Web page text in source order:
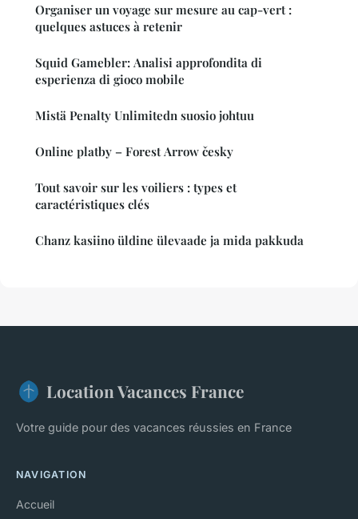
Organiser un voyage sur mesure au cap-vert :
quelques astuces à retenir
Squid Gamebler: Analisi approfondita di
esperienza di gioco mobile
Mistä Penalty Unlimitedn suosio johtuu
Online platby – Forest Arrow česky
Tout savoir sur les voiliers : types et
caractéristiques clés
Chanz kasiino üldine ülevaade ja mida pakkuda
Location Vacances France
Votre guide pour des vacances réussies en France
NAVIGATION
Accueil